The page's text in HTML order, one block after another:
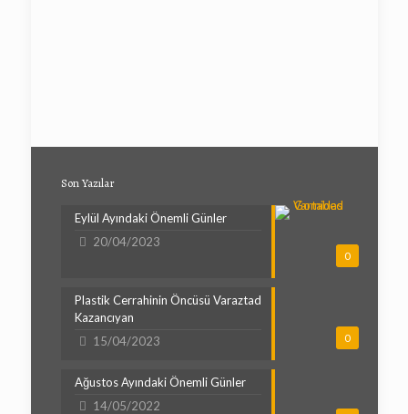
Son Yazılar
0
Eylül Ayındaki Önemli Günler
20/04/2023
0
Plastik Cerrahinin Öncüsü Varaztad
Kazancıyan
15/04/2023
Ağustos Ayındaki Önemli Günler
14/05/2022